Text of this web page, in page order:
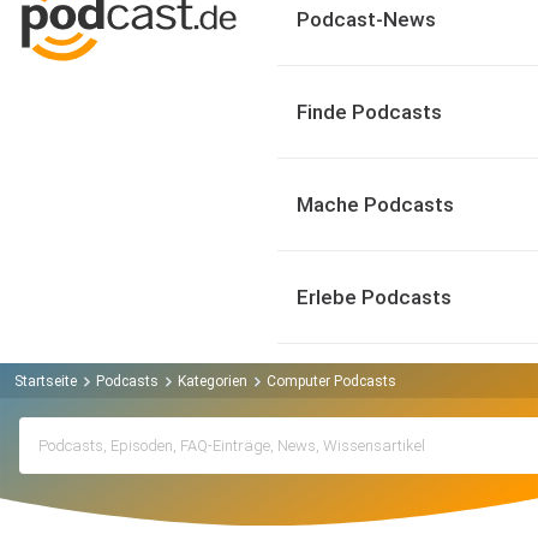
Podcast-News
Finde Podcasts
Mache Podcasts
Erlebe Podcasts
Startseite Podcasts Kategorien Computer Podcasts